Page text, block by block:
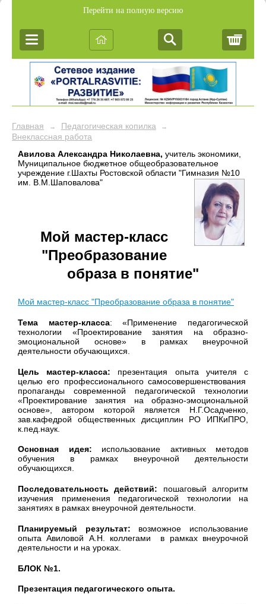
Перейти на полную версию
Главная → Педагогическая копилка →
Внеклассная работа
Авилова Александра Николаевна, учитель экономики,
Муниципальное бюджетное общеобразовательное
учреждение г.Шахты Ростовской области "Гимназия №10
им. В.М.Шаповалова"
Мой мастер-класс
"Преобразование
образа в понятие"
Мой мастер-класс "Преобразование образа в понятие"
Тема мастер-класса: «Применение педагогической
технологии «Проектирование занятия на образно-
эмоциональной основе» в рамках внеурочной
деятельности обучающихся.
Цель мастер-класса: презентация опыта учителя с
целью его профессионального самосовершенствования
пропаганды современной педагогической технологии
«Проектирование занятия на образно-эмоциональной
основе», автором которой является Н.Г.Осадченко,
зав.кафедрой общественных дисциплин РО ИПКиПРО,
к.пед.наук.
Основная идея: использование активных методов
обучения в рамках внеурочной деятельности
обучающихся.
Последовательность действий: пошаговый алгоритм
изучения применения педагогической технологии на
занятиях в рамках внеурочной деятельности.
Планируемый результат: возможное использование
опыта Авиловой А.Н. коллегами в рамках внеурочной
деятельности и на уроках.
БЛОК №1.
Презентация педагогического опыта.